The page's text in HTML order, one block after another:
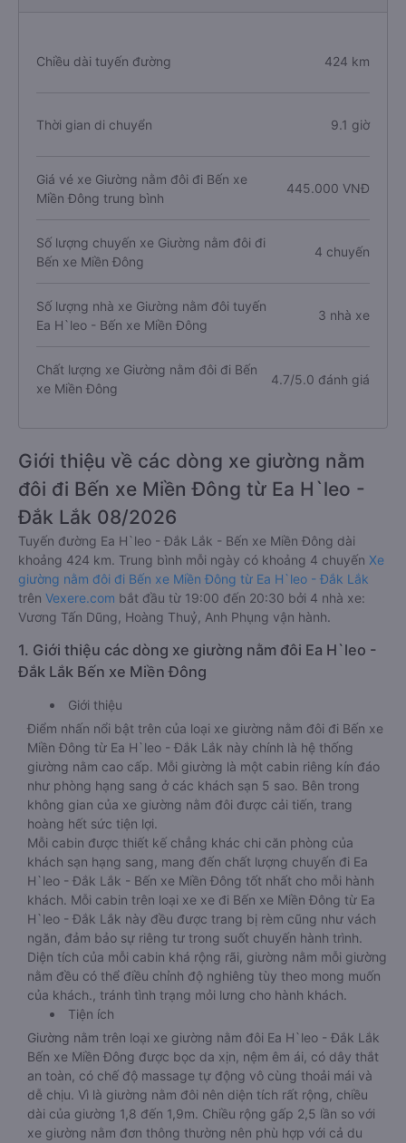
Chiều dài tuyến đường 424 km
Thời gian di chuyển 9.1 giờ
Giá vé xe Giường nằm đôi đi Bến xe
Miền Đông trung bình
445.000 VNĐ
Số lượng chuyến xe Giường nằm đôi đi
Bến xe Miền Đông
4 chuyến
Số lượng nhà xe Giường nằm đôi tuyến
Ea H`leo - Bến xe Miền Đông
3 nhà xe
Chất lượng xe Giường nằm đôi đi Bến
xe Miền Đông
4.7/5.0 đánh giá
Giới thiệu về các dòng xe giường nằm
đôi đi Bến xe Miền Đông từ Ea H`leo -
Đắk Lắk 08/2026
Tuyến đường Ea H`leo - Đắk Lắk - Bến xe Miền Đông dài
khoảng 424 km. Trung bình mỗi ngày có khoảng 4 chuyến Xe
giường nằm đôi đi Bến xe Miền Đông từ Ea H`leo - Đắk Lắk
trên Vexere.com bắt đầu từ 19:00 đến 20:30 bởi 4 nhà xe:
Vương Tấn Dũng, Hoàng Thuỷ, Anh Phụng vận hành.
1. Giới thiệu các dòng xe giường nằm đôi Ea H`leo -
Đắk Lắk Bến xe Miền Đông
Giới thiệu
Điểm nhấn nổi bật trên của loại xe giường nằm đôi đi Bến xe
Miền Đông từ Ea H`leo - Đắk Lắk này chính là hệ thống
giường nằm cao cấp. Mỗi giường là một cabin riêng kín đáo
như phòng hạng sang ở các khách sạn 5 sao. Bên trong
không gian của xe giường nằm đôi được cải tiến, trang
hoàng hết sức tiện lợi.
Mỗi cabin được thiết kế chẳng khác chi căn phòng của
khách sạn hạng sang, mang đến chất lượng chuyến đi Ea
H`leo - Đắk Lắk - Bến xe Miền Đông tốt nhất cho mỗi hành
khách. Mỗi cabin trên loại xe xe đi Bến xe Miền Đông từ Ea
H`leo - Đắk Lắk này đều được trang bị rèm cũng như vách
ngăn, đảm bảo sự riêng tư trong suốt chuyến hành trình.
Diện tích của mỗi cabin khá rộng rãi, giường nằm mỗi giường
nằm đều có thể điều chỉnh độ nghiêng tùy theo mong muốn
của khách., tránh tình trạng mỏi lưng cho hành khách.
Tiện ích
Giường nằm trên loại xe giường nằm đôi Ea H`leo - Đắk Lắk
Bến xe Miền Đông được bọc da xịn, nệm êm ái, có dây thắt
an toàn, có chế độ massage tự động vô cùng thoải mái và
dễ chịu. Vì là giường nằm đôi nên diện tích rất rộng, chiều
dài của giường 1,8 đến 1,9m. Chiều rộng gấp 2,5 lần so với
xe giường nằm đơn thông thường nên phù hợp với cả du